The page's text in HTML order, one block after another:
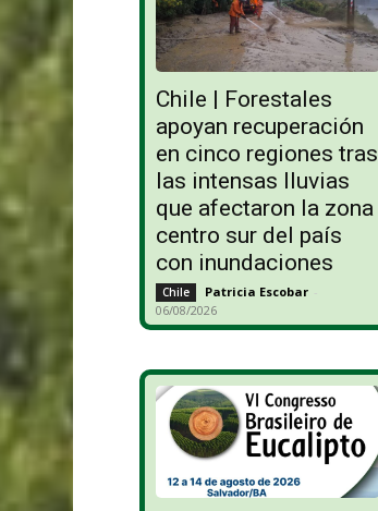
Chile | Forestales
apoyan recuperación
en cinco regiones tras
las intensas lluvias
que afectaron la zona
centro sur del país
con inundaciones
Chile Patricia Escobar -
06/08/2026